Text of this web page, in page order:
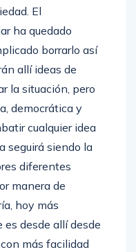
El
ha quedado
borrarlo así
allí ideas de
la situación, pero
democrática y
cualquier idea
seguirá siendo la
diferentes
manera de
hoy más
es desde allí desde
más facilidad